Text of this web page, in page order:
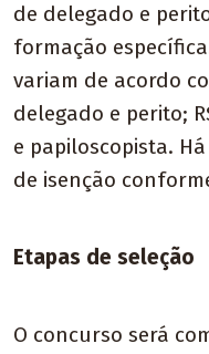
de delegado e
formação
variam de acordo
delegado e perito;
e papiloscopista.
de isenção
Etapas de seleção
O concurso será